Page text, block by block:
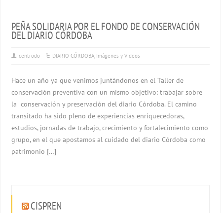
PEÑA SOLIDARIA POR EL FONDO DE CONSERVACIÓN
DEL DIARIO CÓRDOBA
centrodo DIARIO CÓRDOBA, Imágenes y Videos
Hace un año ya que venimos juntándonos en el Taller de
conservación preventiva con un mismo objetivo: trabajar sobre
la conservación y preservación del diario Córdoba. El camino
transitado ha sido pleno de experiencias enriquecedoras,
estudios, jornadas de trabajo, crecimiento y fortalecimiento como
grupo, en el que apostamos al cuidado del diario Córdoba como
patrimonio […]
CISPREN